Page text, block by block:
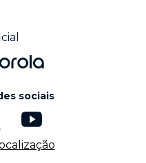
sociais